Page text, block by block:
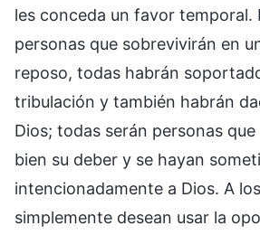
les conceda un favor temporal.
personas que sobrevivirán en
reposo, todas habrán
tribulación y también habrán
Dios; todas serán personas
bien su deber y se hayan
intencionadamente a Dios. A
simplemente desean usar la